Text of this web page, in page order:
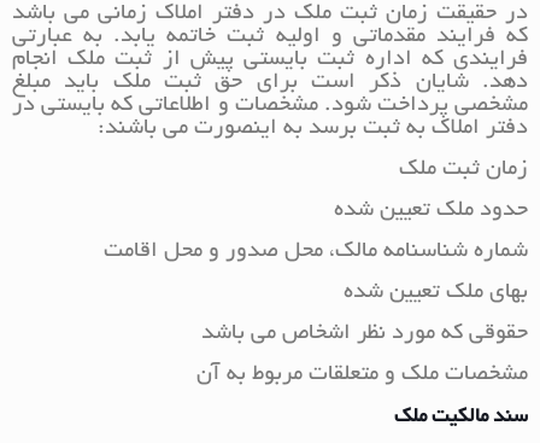
در حقیقت زمان ثبت ملک در دفتر املاک زمانی می باشد
که فرایند مقدماتی و اولیه ثبت خاتمه یابد. به عبارتی
فرایندی که اداره ثبت بایستی پیش از ثبت ملک انجام
دهد. شایان ذکر است برای حق ثبت ملک باید مبلغ
مشخصی پرداخت شود. مشخصات و اطلاعاتی که بایستی در
دفتر املاک به ثبت برسد به اینصورت می باشند:
زمان ثبت ملک
حدود ملک تعیین شده
شماره شناسنامه مالک، محل صدور و محل اقامت
بهای ملک تعیین شده
حقوقی که مورد نظر اشخاص می باشد
مشخصات ملک و متعلقات مربوط به آن
سند مالکیت ملک